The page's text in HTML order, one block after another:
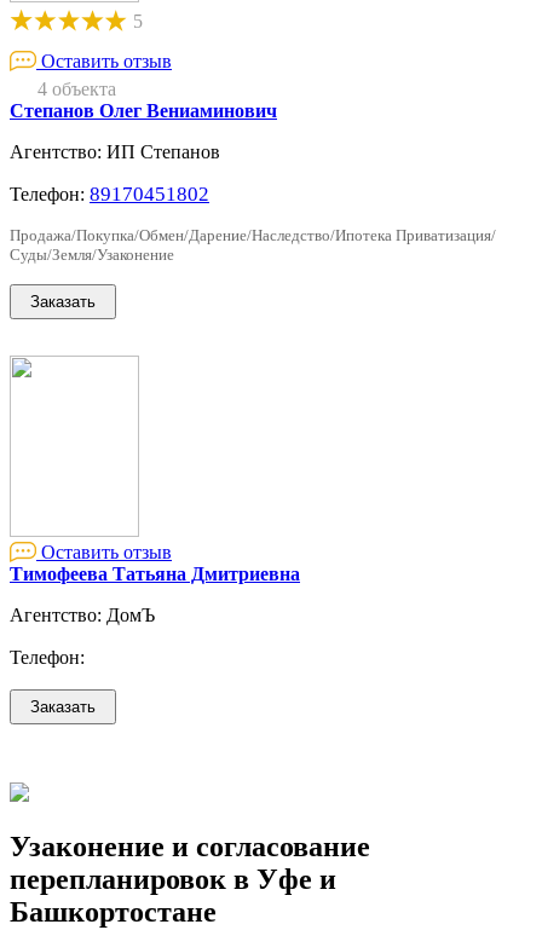
5
Оставить отзыв
4 объекта
Степанов Олег Вениаминович
Агентство: ИП Степанов
Телефон: 89170451802
Продажа/Покупка/Обмен/Дарение/Наследство/Ипотека Приватизация/
Суды/Земля/Узаконение
Оставить отзыв
Тимофеева Татьяна Дмитриевна
Агентство: ДомЪ
Телефон:
Узаконение и согласование
перепланировок в Уфе и
Башкортостане